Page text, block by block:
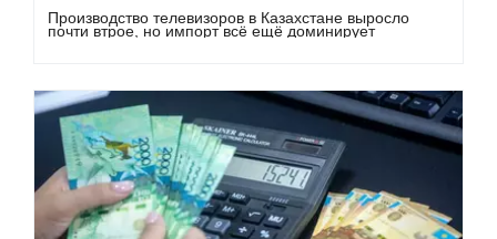
Производство телевизоров в Казахстане выросло
почти втрое, но импорт всё ещё доминирует